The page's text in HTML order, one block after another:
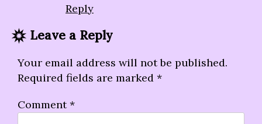
Reply
Leave a Reply
Your email address will not be published.
Required fields are marked *
Comment*